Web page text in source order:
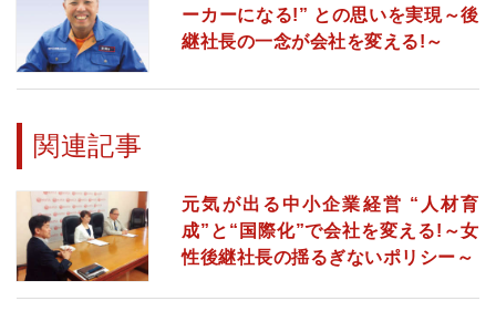
ーカーになる!” との思いを実現～後
継社長の一念が会社を変える!～
関連記事
元気が出る中小企業経営 “人材育
成”と“国際化”で会社を変える!～女
性後継社長の揺るぎないポリシー～